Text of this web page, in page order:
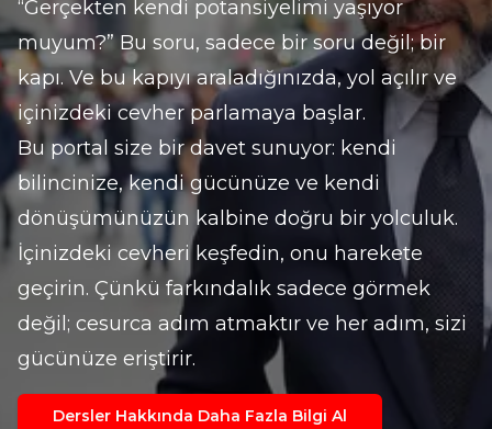
“Gerçekten kendi potansiyelimi yaşıyor
muyum?” Bu soru, sadece bir soru değil; bir
kapı. Ve bu kapıyı araladığınızda, yol açılır ve
içinizdeki cevher parlamaya başlar.
Bu portal size bir davet sunuyor: kendi
bilincinize, kendi gücünüze ve kendi
dönüşümünüzün kalbine doğru bir yolculuk.
İçinizdeki cevheri keşfedin, onu harekete
geçirin. Çünkü farkındalık sadece görmek
değil; cesurca adım atmaktır ve her adım, sizi
gücünüze eriştirir.
Dersler Hakkında Daha Fazla Bilgi Al